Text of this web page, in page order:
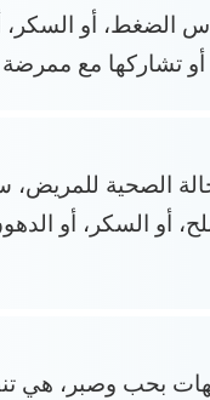
أو السكر، أو
أو تشاركها مع
الصحية
أو السكر، أو
بحب وصبر، هي